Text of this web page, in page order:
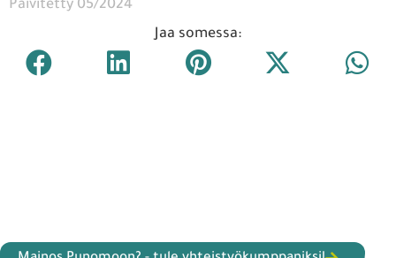
Päivitetty 05/2024
Jaa somessa: